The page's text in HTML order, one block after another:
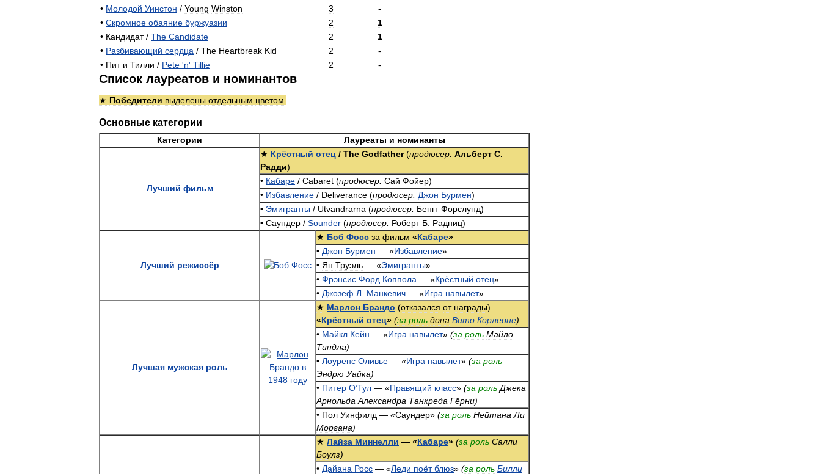
• Молодой Уинстон / Young Winston 3
-
• Скромное обаяние буржуазии 2
1
• Кандидат/ The Candidate 2
1
• Разбивающий сердца / The Heartbreak Kid 2
-
• Пит и Тилли / Pete 'n' Tillie 2 -
Список лауреатов и номинантов
★ Победители выделены отдельным цветом
Основные категории
Категории Лауреаты и номинанты
Лучший фильм
★ Крёстный отец / The Godfather(продюсер: Альберт С.
Радди)
• Кабаре / Cabaret (продюсер: Сай Фойер)
• Избавление / Deliverance (продюсер: Джон Бурмен)
• Эмигранты / Utvandrarna (продюсер: Бенгт Форслунд)
• Саундер / Sounder (продюсер: Роберт Б Радниц)
Лучший режиссёр
★ Боб Фосс за фильм «Кабаре»
• Джон Бурмен — «Избавление»
• Ян Труэль — «Эмигранты»
• Фрэнсис Форд Коппола — «Крёстный отец»
• Джозеф Л Манкевич — «Игра навылет»
Лучшая мужская роль
★ Марлон Брандо (отказался от награды) —
«Крёстный отец» (за роль дона Вито Корлеоне)
• Майкл Кейн — «Игра навылет» (за роль Майло
Тиндла)
• Лоуренс Оливье — «Игра навылет» (за роль
Эндрю Уайка)
• Питер О’Тул — «Правящий класс» (за роль Джека
Арнольда Александра Танкреда Гёрни)
• Пол Уинфилд — «Саундер» (за роль Нейтана Ли
Моргана)
★ Лайза Миннелли — «Кабаре» (за роль Салли
Боулз)
• Дайана Росс — «Леди поёт блюз» (за роль Билли